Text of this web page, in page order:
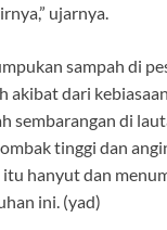
ujarnya.
sampah di
akibat dari
sembarangan di
tinggi dan
hanyut dan
ini. (yad)